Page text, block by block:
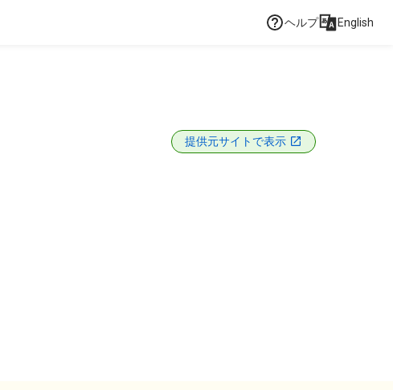
ヘルプ English
提供元サイトで表示